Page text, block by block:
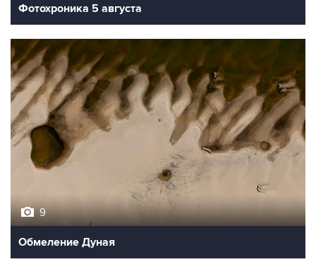
Фотохроника 5 августа
9
Обмеление Дуная